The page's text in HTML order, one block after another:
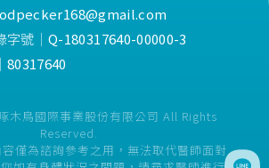
字號│Q-180317640-00000-3
80317640
鳥國際事業股份有限公司 All Rights
Reserved.
僅為諮詢參考之用，無法取代醫師面對